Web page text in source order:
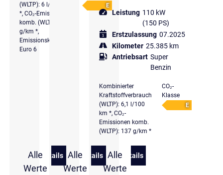
(WLTP): 6 l/100 km
*, CO₂-Emissionen
komb. (WLTP): 136
g/km *,
Emissionsklasse
Euro 6
E
Alle
Werte
Details
zu Volkswagen T-Cross 1.0 TSI DSG Style Paket
Alle
Werte
Details
zu Volkswagen T-Cross 1.0 l TSI DSG
Leistung 110 kW
(150 PS)
Erstzulassung 07.2025
Kilometer 25.385 km
Antriebsart Super
Benzin
Kombinierter
Kraftstoffverbrauch
(WLTP): 6,1 l/100
km *, CO₂-
Emissionen komb.
(WLTP): 137 g/km *
CO₂-
Klasse
E
Alle
Werte
Details
zu Volkswagen T-Cross R-